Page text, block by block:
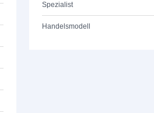
Spezialist
Handelsmodell